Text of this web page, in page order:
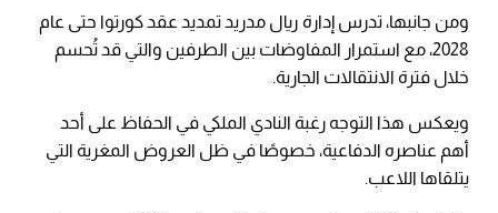
ومن جانبها، تدرس إدارة ريال مدريد تمديد عقد كورتوا حتى عام
2028، مع استمرار المفاوضات بين الطرفين والتي قد تُحسم
خلال فترة الانتقالات الجارية.
ويعكس هذا التوجه رغبة النادي الملكي في الحفاظ على أحد
أهم عناصره الدفاعية، خصوصًا في ظل العروض المغرية التي
يتلقاها اللاعب.